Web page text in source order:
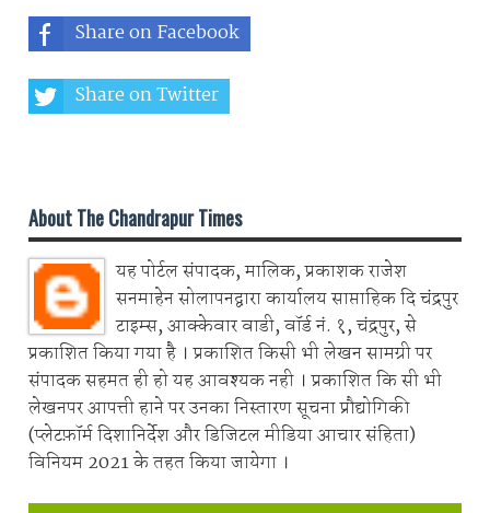
Share on Facebook
Share on Twitter
About The Chandrapur Times
यह पोर्टल संपादक, मालिक, प्रकाशक राजेश
सनमाहेन सोलापनद्वारा कार्यालय साप्ताहिक दि चंद्रपुर
टाइम्स, आक्केवार वाडी, वॉर्ड नं. १, चंद्रपुर, से
प्रकाशित किया गया है । प्रकाशित किसी भी लेखन सामग्री पर
संपादक सहमत ही हो यह आवश्यक नही । प्रकाशित कि सी भी
लेखनपर आपत्ती हाने पर उनका निस्तारण सूचना प्रौद्योगिकी
(प्लेटफ़ॉर्म दिशानिर्देश और डिजिटल मीडिया आचार संहिता)
विनियम 2021 के तहत किया जायेगा ।